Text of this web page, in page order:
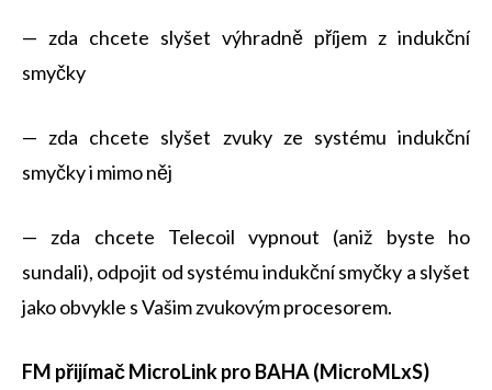
— zda chcete slyšet výhradně příjem z indukční
smyčky
— zda chcete slyšet zvuky ze systému indukční
smyčky i mimo něj
— zda chcete Telecoil vypnout (aniž byste ho
sundali), odpojit od systému indukční smyčky a slyšet
jako obvykle s Vašim zvukovým procesorem.
FM přijímač MicroLink pro BAHA (MicroMLxS)